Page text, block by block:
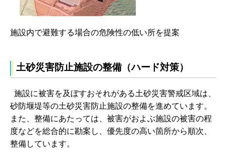
施設内で避難する場合の危険性の低い所を提案
土砂災害防止施設の整備（ハード対策）
施設に被害を及ぼすおそれがある土砂災害警戒区域は、
砂防堰堤等の土砂災害防止施設の整備を進めています。
また、整備にあたっては、被害がおよぶ施設の被害の程
度などを総合的に勘案し、優先度の高い箇所から順次、
整備しています。